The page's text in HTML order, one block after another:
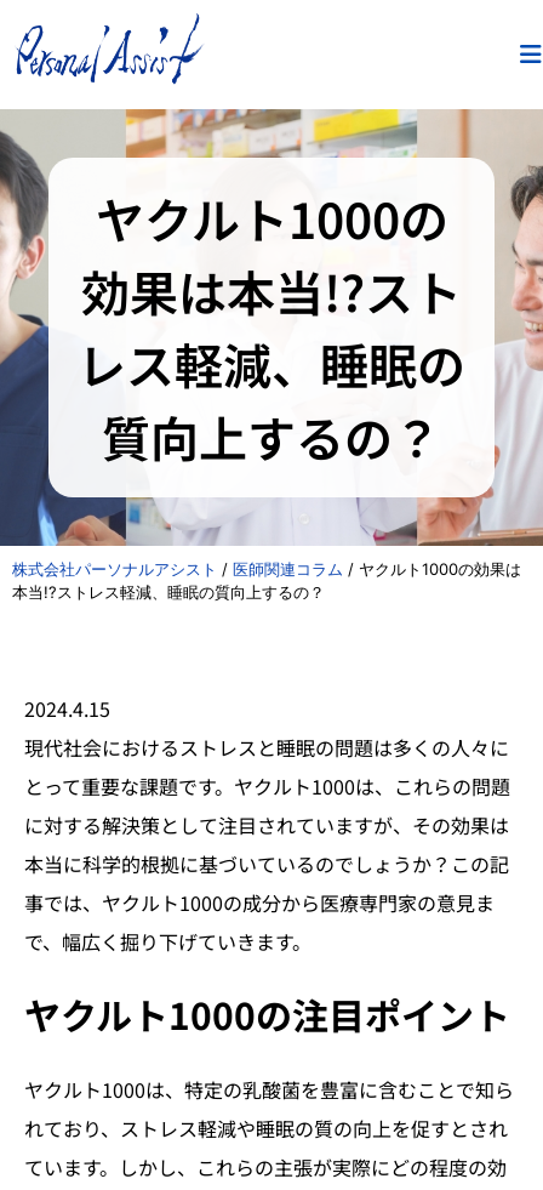
ヤクルト1000の
効果は本当!?スト
レス軽減、睡眠の
質向上するの？
株式会社パーソナルアシスト / 医師関連コラム / ヤクルト1000の効果は
本当!?ストレス軽減、睡眠の質向上するの？
2024.4.15
現代社会におけるストレスと睡眠の問題は多くの人々に
とって重要な課題です。ヤクルト1000は、これらの問題
に対する解決策として注目されていますが、その効果は
本当に科学的根拠に基づいているのでしょうか？この記
事では、ヤクルト1000の成分から医療専門家の意見ま
で、幅広く掘り下げていきます。
ヤクルト1000の注目ポイント
ヤクルト1000は、特定の乳酸菌を豊富に含むことで知ら
れており、ストレス軽減や睡眠の質の向上を促すとされ
ています。しかし、これらの主張が実際にどの程度の効